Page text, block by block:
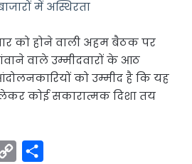
में अस्थिरता
को होने वाली अहम बैठक पर
वाले उम्मीदवारों के आठ
को उम्मीद है कि यह
कोई सकारात्मक दिशा तय